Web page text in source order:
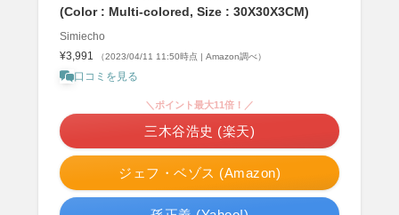
(Color : Multi-colored, Size : 30X30X3CM)
Simiecho
¥3,991
（2023/04/11 11:50時点 | Amazon調べ）
口コミを見る
ジェフ・ベゾス (Amazon)
＼ポイント最大11倍！／
三木谷浩史 (楽天)